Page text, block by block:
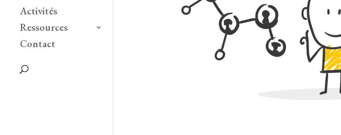
Activités
Ressources
Contact